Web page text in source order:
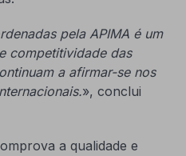
pela APIMA é um
competitividade das
a afirmar-se nos
», conclui
a qualidade e